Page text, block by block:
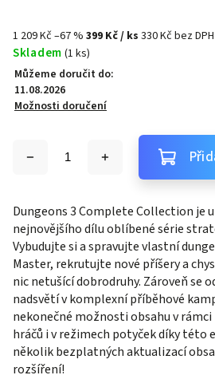
1 209 Kč–67 % 399 Kč/ ks 330 Kč bez DPH
Skladem (1 ks)
Můžeme doručit do:
11.08.2026
Možnosti doručení
Dungeons 3 Complete Collection je
nejnovějšího dílu oblíbené série
Vybudujte si a spravujte vlastní
Master, rekrutujte nové příšery a
nic netušící dobrodruhy. Zároveň se
nadsvětí v komplexní příběhové
nekonečné možnosti obsahu v rámci
hráčů i v režimech potyček díky této
několik bezplatných aktualizací
rozšíření!